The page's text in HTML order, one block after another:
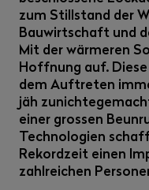
zum Stillstand der
Bauwirtschaft und
Mit der wärmeren
Hoffnung auf.
dem Auftreten
jäh
einer grossen
Technologien
Rekordzeit einen
zahlreichen